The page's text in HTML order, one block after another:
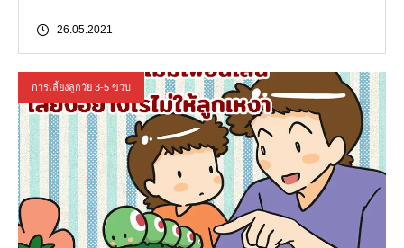
26.05.2021
การเลี้ยงลูกวัย 3-5 ขวบ